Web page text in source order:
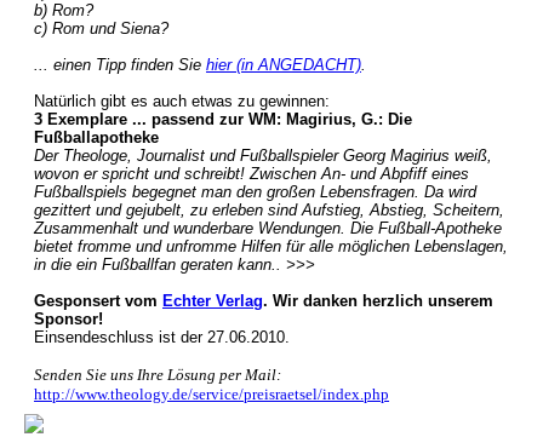
b) Rom?
c) Rom und Siena?
... einen Tipp finden Sie hier (in ANGEDACHT).
Natürlich gibt es auch etwas zu gewinnen:
3 Exemplare ... passend zur WM: Magirius, G.: Die
Fußballapotheke
Der Theologe, Journalist und Fußballspieler Georg Magirius weiß,
wovon er spricht und schreibt! Zwischen An- und Abpfiff eines
Fußballspiels begegnet man den großen Lebensfragen. Da wird
gezittert und gejubelt, zu erleben sind Aufstieg, Abstieg, Scheitern,
Zusammenhalt und wunderbare Wendungen. Die Fußball-Apotheke
bietet fromme und unfromme Hilfen für alle möglichen Lebenslagen,
in die ein Fußballfan geraten kann.. >>>
Gesponsert vom Echter Verlag. Wir danken herzlich unserem
Sponsor!
Einsendeschluss ist der 27.06.2010.
Senden Sie uns Ihre Lösung per Mail:
http://www.theology.de/service/preisraetsel/index.php